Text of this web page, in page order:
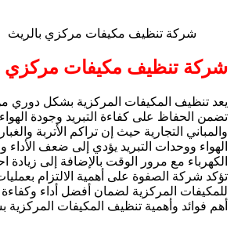
شركة تنظيف مكيفات مركزي بالريث
شركة تنظيف مكيفات مركزي
يعد تنظيف المكيفات المركزية بشكل دوري
تضمن الحفاظ على كفاءة التبريد وجودة
والمباني التجارية حيث إن تراكم الأتربة
الهواء ووحدات التبريد يؤدي إلى ضعف الأداء
الكهرباء مع مرور الوقت بالإضافة إلى زيادة
تؤكد شركة الصفوة على أهمية الالتزام
للمكيفات المركزية لضمان أفضل أداء وكفاءة
أهم فوائد وأهمية تنظيف المكيفات